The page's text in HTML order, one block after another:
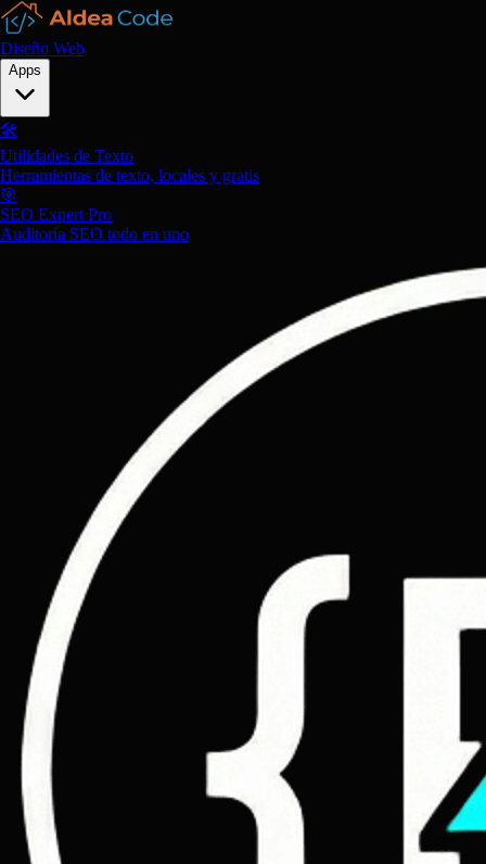
Diseño Web
Apps
🛠️
Utilidades de Texto
Herramientas de texto, locales y gratis
🎯
SEO Expert Pro
Auditoría SEO todo en uno